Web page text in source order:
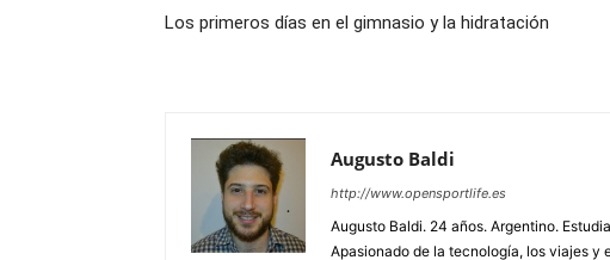
Los primeros días en el gimnasio y la hidratación
Augusto Baldi
http://www.opensportlife.es
Augusto Baldi. 24 años. Argentino.
Apasionado de la tecnología, los viajes y